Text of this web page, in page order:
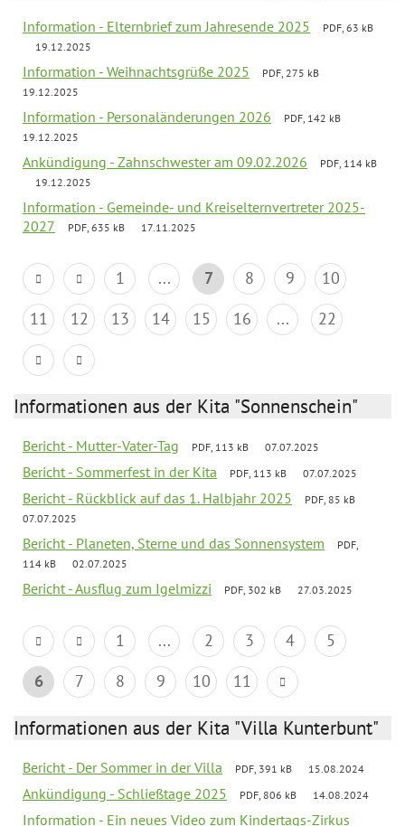
Information - Elternbrief zum Jahresende 2025
PDF, 63 kB
19.12.2025
Information - Weihnachtsgrüße 2025
PDF, 275 kB
19.12.2025
Information - Personaländerungen 2026
PDF, 142 kB
19.12.2025
Ankündigung - Zahnschwester am 09.02.2026
PDF, 114 kB
19.12.2025
Information - Gemeinde- und Kreiselternvertreter 2025-
2027
PDF, 635 kB 17.11.2025
1 ... 7 8 9
10
11
12 13 14 15 16 ... 22
Informationen aus der Kita "Sonnenschein"
Bericht - Mutter-Vater-Tag PDF, 113 kB 07.07.2025
Bericht - Sommerfest in der Kita PDF, 113 kB 07.07.2025
Bericht - Rückblick auf das 1. Halbjahr 2025
PDF, 85 kB
07.07.2025
Bericht - Planeten, Sterne und das Sonnensystem
PDF,
114 kB
02.07.2025
Bericht - Ausflug zum Igelmizzi PDF, 302 kB 27.03.2025
1 ... 2 3 4
5
6
7 8 9 10 11
Informationen aus der Kita "Villa Kunterbunt"
Bericht - Der Sommer in der Villa PDF, 391 kB 15.08.2024
Ankündigung - Schließtage 2025 PDF, 806 kB 14.08.2024
Information - Ein neues Video zum Kindertags-Zirkus